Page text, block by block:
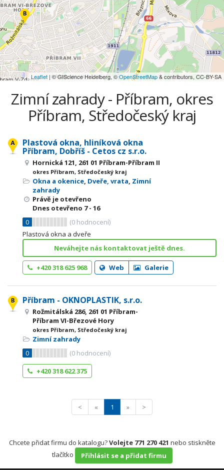
Leaflet | © GIScience Heidelberg, ©OpenStreetMap& contributors, CC-BY-SA
Zimní zahrady - Příbram, okres
Příbram, Středočeský kraj
Plastová okna, hliníková okna
Příbram, Dobříš - Cetos cz s.r.o.
Hornická 121, 261 01 Příbram-Příbram II
okres Příbram, Středočeský kraj
Okna a okenice, Dveře, vrata, Zimní
zahrady
Právě je otevřeno
Dnes otevřeno 7 - 16
0
(0 hodnocení)
Plastová okna a dveře
Neváhejte nás kontaktovat ještě dnes.
+420 318 625 968 Web Galerie
Příbram - OKNOPLASTIK, s.r.o.
Rožmitálská 286, 261 01 Příbram-
Příbram VI-Březové Hory
okres Příbram, Středočeský kraj
Zimní zahrady
0
(0 hodnocení)
+420 318 622 375
< « 1 » >
Chcete přidat firmu do katalogu?Volejte 771 270 421 nebo stiskněte
tlačítko
Přihlásit se a přidat firmu